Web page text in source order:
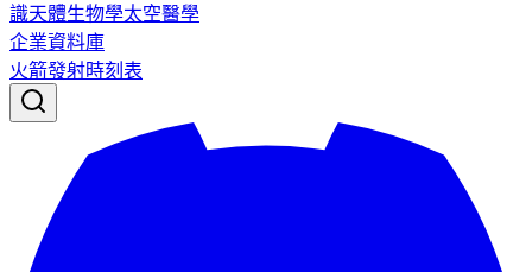
識天體生物學太空醫學
企業資料庫
火箭發射時刻表